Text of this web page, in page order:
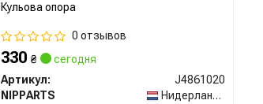
Кульова опора
0 отзывов
330₴
сегодня
Артикул:
J4861020
NIPPARTS
Нидерланды